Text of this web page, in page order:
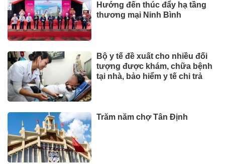
Hướng đến thúc đẩy hạ tầng
thương mại Ninh Bình
Bộ y tế đề xuất cho nhiều đối
tượng được khám, chữa bệnh
tại nhà, bảo hiểm y tế chi trả
Trăm năm chợ Tân Định